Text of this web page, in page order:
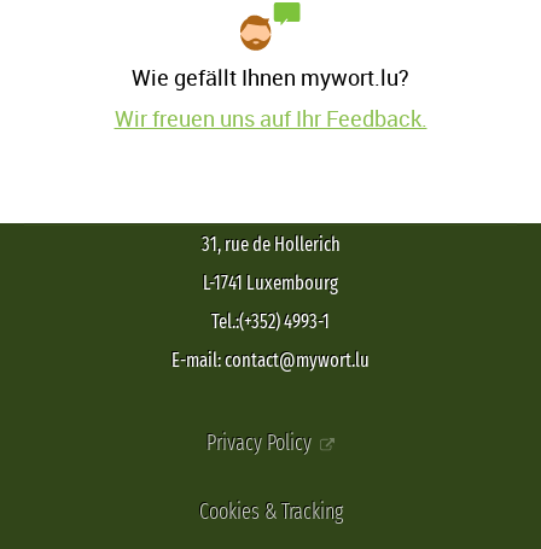
Wie gefällt Ihnen mywort.lu?
Wir freuen uns auf Ihr Feedback.
31, rue de Hollerich
L-1741 Luxembourg
Tel.:(+352) 4993-1
E-mail: contact@mywort.lu
Privacy Policy
Cookies & Tracking